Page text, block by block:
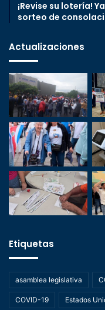
¡Revise su lotería!
sorteo de
Actualizaciones
Etiquetas
asamblea legislativa
COVID-19 Estados